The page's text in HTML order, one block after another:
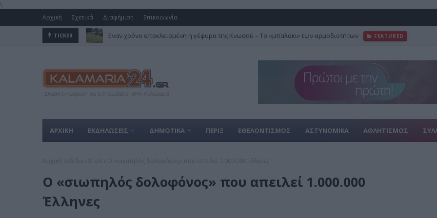
\
Αρχική Σχετικά Διαφήμιση Επικοινωνία
TICKER Έναν χρόνο αποκλεισμένη η γέφυρα της Κνωσού – Το «μπαλάκι» των αρμοδιοτήτων FEATURED
ΑΡΧΙΚΗ ΕΚΔΗΛΩΣΕΙΣ ΔΗΜΟΤΙΚΑ ΠΕΡΙΞ ΕΘΕΛΟΝΤΙΣΜΟΣ ΑΣΤΥΝΟΜΙΚΑ ΑΘΛΗΤΙΣΜΟΣ
Ο «σιωπηλός δολοφόνος» που απειλεί 1.000.000
Έλληνες